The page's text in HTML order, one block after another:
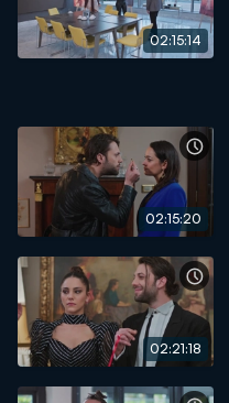
02:15:14
02:15:20
02:21:18